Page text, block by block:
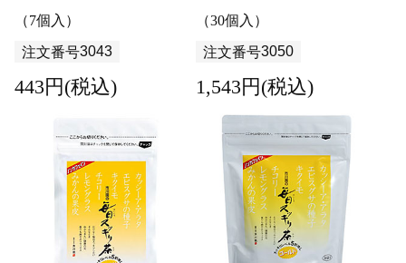
（7個入）
注文番号3043
443円(税込)
（30個入）
注文番号3050
1,543円(税込)